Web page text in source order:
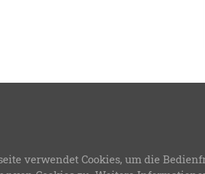
LFWB Theme Version 3.8-
verwendet Cookies, um die